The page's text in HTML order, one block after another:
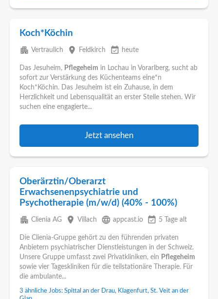
Koch*Köchin
apartment Vertraulich place Feldkirch event_available heute
Das Jesuheim, Pflegeheim in Lochau in Vorarlberg, sucht ab
sofort zur Verstärkung des Küchenteams eine*n
Koch*Köchin. Das Jesuheim ist ein Zuhause, in dem
Herzlichkeit und Lebensqualität an erster Stelle stehen. Wir
suchen eine engagierte...
Jetzt ansehen
Oberärztin/Oberarzt
Erwachsenenpsychiatrie und
Psychotherapie (m/w/d) (40% - 100%)
apartment Clienia AG place Villach language appcast.io event_available 5 Tage alt
Die Clienia-Gruppe gehört zu den führenden privaten
Anbietern psychiatrischer Dienstleistungen in der Schweiz.
Unsere Gruppe umfasst zwei Privatkliniken, ein Pflegeheim
sowie vier Tageskliniken für die teilstationäre Therapie. Für
die ambulante...
3 ähnliche Jobs: Spittal an der Drau, Klagenfurt, St. Veit an der